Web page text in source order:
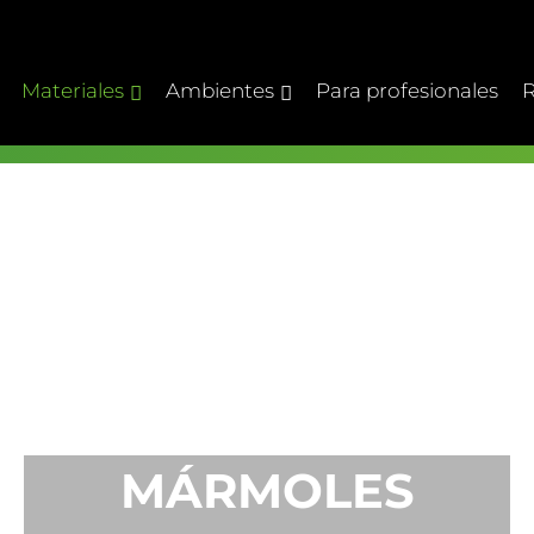
Materiales Ambientes Para profesionales
MÁRMOLES